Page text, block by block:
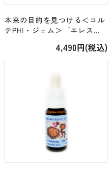
本来の目的を見つける＜コル
テPHI・ジェム＞「エレスチ
4,490円(税込)